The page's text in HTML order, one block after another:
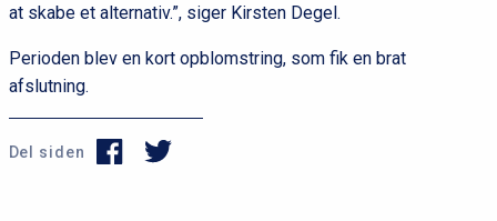
at skabe et alternativ.”, siger Kirsten Degel.
Perioden blev en kort opblomstring, som fik en brat
afslutning.
Del siden